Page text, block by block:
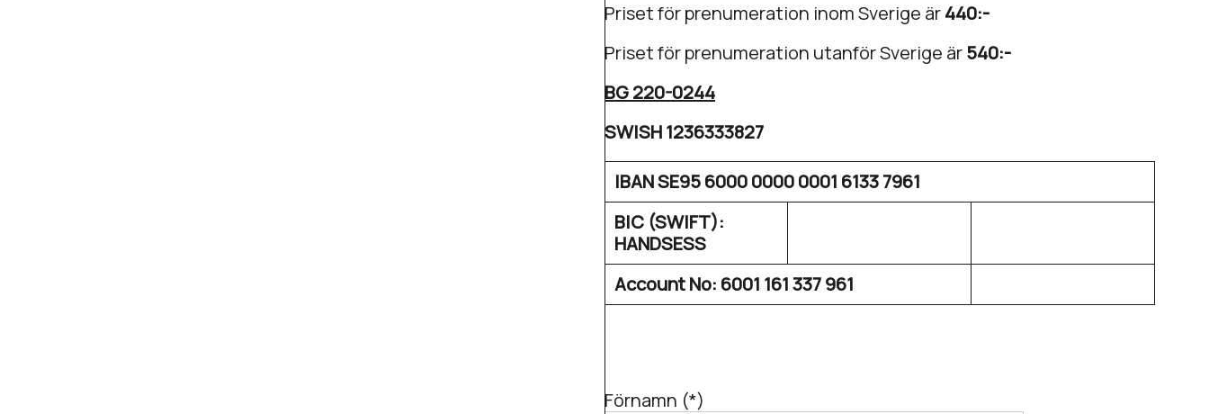
Priset för prenumeration inom Sverige är440:-
Priset för prenumeration utanför Sverige är540:-
BG 220-0244
SWISH 1236333827
IBAN SE95 6000 0000 0001 6133 7961
BIC (SWIFT):
HANDSESS
Account No: 6001 161 337 961
Förnamn (*)